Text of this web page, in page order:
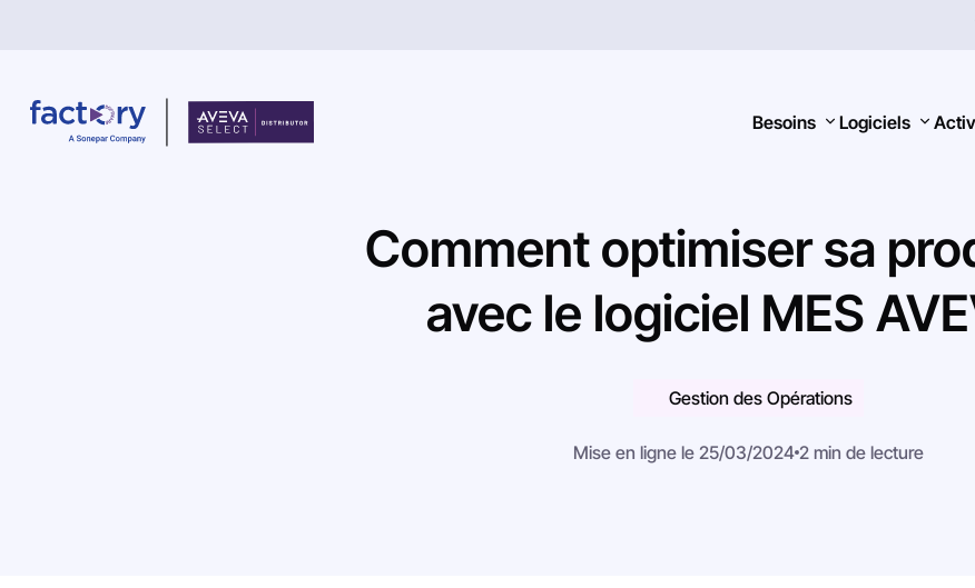
Besoins Logiciels
Rechercher
Comment optimiser sa
avec le logiciel MES
Gestion des Opérations
Mise en ligne le 25/03/2024 2 min de lecture